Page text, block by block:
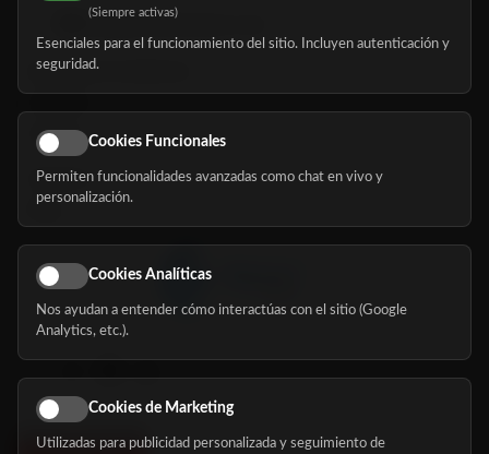
hola@mundomayor.com
Buscador de residencias
Eventos
Nosotros
Síguenos
(Siempre activas)
Esenciales para el funcionamiento del sitio. Incluyen autenticación y
seguridad.
Cookies Funcionales
Permiten funcionalidades avanzadas como chat en vivo y
personalización.
Cookies Analíticas
Nos ayudan a entender cómo interactúas con el sitio (Google
Analytics, etc.).
Cookies de Marketing
Utilizadas para publicidad personalizada y seguimiento de